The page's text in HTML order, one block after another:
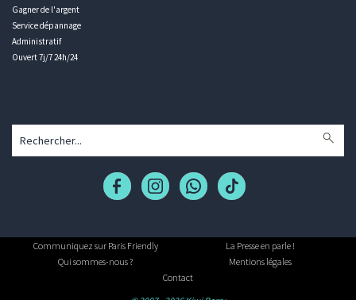
Gagner de l'argent
Service dépannage
Administratif
Ouvert 7j/7 24h/24
Communiquez sur Paris Friendly
La Presse en parle !
Qui sommes-nous ?
Mentions légales
Contact